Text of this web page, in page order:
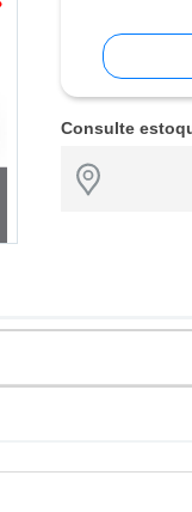
Consulte